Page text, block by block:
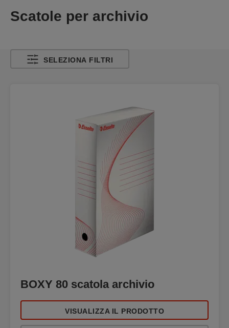
Scatole per archivio
SELEZIONA FILTRI
BOXY 80 scatola archivio
VISUALIZZA IL PRODOTTO